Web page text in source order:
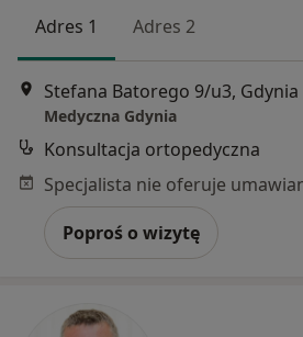
Adres 1 Adres 2
Stefana Batorego 9/u3, Gdynia
Medyczna Gdynia
Konsultacja ortopedyczna
Poproś o wizytę